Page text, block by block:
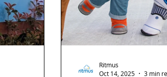
Ritmus
Oct 14, 2025
3 min